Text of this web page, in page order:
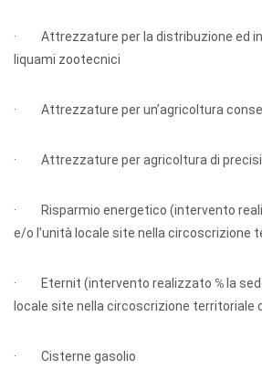
· Attrezzature per la distribuzione ed
liquami zootecnici
· Attrezzature per un’agricoltura
· Attrezzature per agricoltura di
· Risparmio energetico (intervento
e/o l’unità locale site nella circoscrizione
· Eternit (intervento realizzato ℅ la
locale site nella circoscrizione territoriale
· Cisterne gasolio